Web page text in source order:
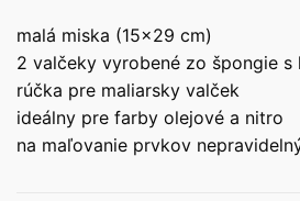
malá miska (15×29 cm)
2 valčeky vyrobené zo špongie
rúčka pre maliarsky valček
ideálny pre farby olejové a nitro
na maľovanie prvkov